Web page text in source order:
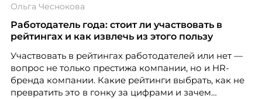
Ольга Чеснокова
Работодатель года: стоит ли участвовать в
рейтингах и как извлечь из этого пользу
Участвовать в рейтингах работодателей или нет —
вопрос не только престижа компании, но и HR-
бренда компании. Какие рейтинги выбрать, как не
превратить это в гонку за цифрами и зачем